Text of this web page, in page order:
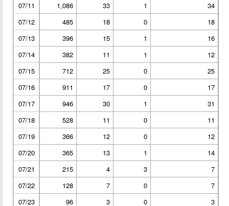
07/11
1,086 33 1
34
07/12
485 18 0
18
07/13
396 15 1
16
07/14
382 11 1
12
07/15
712 25 0
25
07/16
911 17 0
17
07/17
946 30 1
31
07/18
528 11 0
11
07/19
366 12 0
12
07/20
365 13 1
14
07/21
215 4 3
7
07/22
128 7 0
7
07/23
96 3 0
3